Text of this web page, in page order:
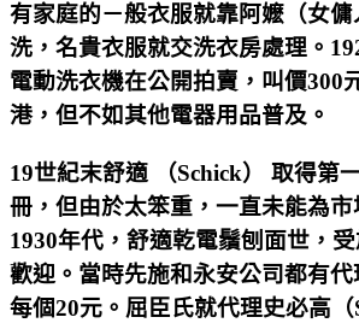
有家庭的－般衣服就靠阿嬷（女
洗，名貴衣服就交洗衣房處理。
電動洗衣機在公開拍賣，叫價300
港，但不如其他電器用品普及。
19世紀末舒適 （Schick） 取得第
冊，但由於太笨重，一直未能為市
1930年代，舒適乾電鬚刨面世，
歡迎。當時先施和永安公司都有代
每個20元。屈臣氏就代理史必高（